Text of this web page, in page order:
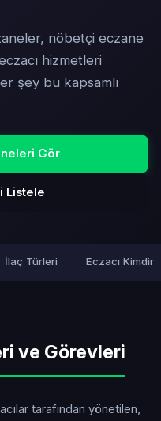
nöbetçi eczane
hizmetleri
şey bu kapsamlı
Gör
Listele
İlaç Türleri Eczacı Kimdir
ve Görevleri
tarafından yönetilen,